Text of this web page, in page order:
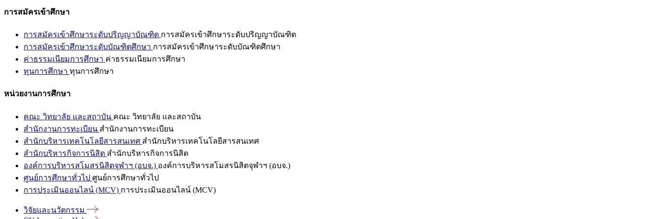
การสมัครเข้าศึกษา
การสมัครเข้าศึกษาระดับปริญญาบัณฑิต การสมัครเข้าศึกษาระดับปริญญาบัณฑิต
การสมัครเข้าศึกษาระดับบัณฑิตศึกษา การสมัครเข้าศึกษาระดับบัณฑิตศึกษา
ค่าธรรมเนียมการศึกษา ค่าธรรมเนียมการศึกษา
ทุนการศึกษา ทุนการศึกษา
หน่วยงานการศึกษา
คณะ วิทยาลัย และสถาบัน คณะ วิทยาลัย และสถาบัน
สำนักงานการทะเบียน สำนักงานการทะเบียน
สำนักบริหารเทคโนโลยีสารสนเทศ สำนักบริหารเทคโนโลยีสารสนเทศ
สำนักบริหารกิจการนิสิต สำนักบริหารกิจการนิสิต
องค์การบริหารสโมสรนิสิตจุฬาฯ (อบจ.) องค์การบริหารสโมสรนิสิตจุฬาฯ (อบจ.)
ศูนย์การศึกษาทั่วไป ศูนย์การศึกษาทั่วไป
การประเมินออนไลน์ (MCV) การประเมินออนไลน์ (MCV)
วิจัยและนวัตกรรม